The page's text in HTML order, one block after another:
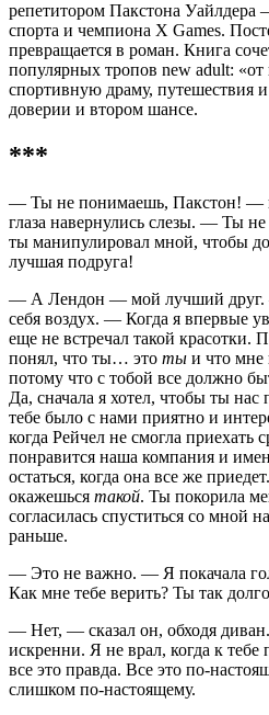
репетитором Пакстона Уайлдера
спорта и чемпиона X Games.
превращается в роман. Книга
популярных тропов new adult:
спортивную драму, путешествия
доверии и втором шансе.
***
— Ты не понимаешь, Пакстон! —
глаза навернулись слезы. — Ты
ты манипулировал мной, чтобы
лучшая подруга!
— А Лендон — мой лучший друг.
себя воздух. — Когда я впервые
еще не встречал такой красотки.
понял, что ты… это ты и что мне
потому что с тобой все должно
Да, сначала я хотел, чтобы ты
тебе было с нами приятно и
когда Рейчел не смогла приехать
понравится наша компания и
остаться, когда она все же
окажешься такой. Ты покорила
согласилась спуститься со мной
раньше.
— Это не важно. — Я покачала
Как мне тебе верить? Ты так
— Нет, — сказал он, обходя
искренни. Я не врал, когда к тебе
все это правда. Все это по-
слишком по-настоящему.